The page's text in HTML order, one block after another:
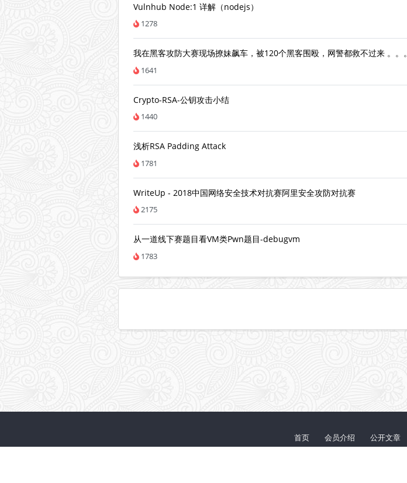
Vulnhub Node:1 详解（nodejs）
1278
我在黑客攻防大赛现场撩妹飙车，被120个黑客围殴，网警都救不过来 。。。
1641
Crypto-RSA-公钥攻击小结
1440
浅析RSA Padding Attack
1781
WriteUp - 2018中国网络安全技术对抗赛阿里安全攻防对抗赛
2175
从一道线下赛题目看VM类Pwn题目-debugvm
1783
首页 会员介绍 公开文章